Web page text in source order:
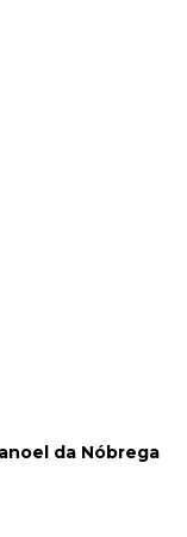
da Nóbrega